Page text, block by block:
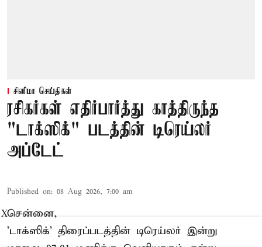
சினிமா செய்திகள்
ரசிகர்கள் எதிர்பார்த்து காத்திருந்த
"டாக்ஸிக்" படத்தின் டிரெய்லர்
அப்டேட்
Published on: 08 Aug 2026, 7:00 am
சென்னை,
'டாக்ஸிக்' திரைப்படத்தின் டிரெய்லர் இன்று
X